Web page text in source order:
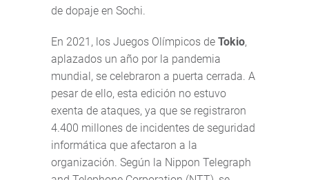
de dopaje en Sochi.
En 2021, los Juegos Olímpicos de Tokio,
aplazados un año por la pandemia
mundial, se celebraron a puerta cerrada. A
pesar de ello, esta edición no estuvo
exenta de ataques, ya que se registraron
4.400 millones de incidentes de seguridad
informática que afectaron a la
organización. Según la Nippon Telegraph